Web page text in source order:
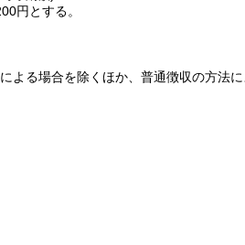
円とする。
よる場合を除くほか、普通徴収の方法に